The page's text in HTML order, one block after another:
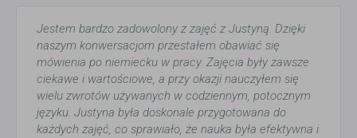
Jestem bardzo zadowolony z zajęć z Justyną. Dzięki
naszym konwersacjom przestałem obawiać się
mówienia po niemiecku w pracy. Zajęcia były zawsze
ciekawe i wartościowe, a przy okazji nauczyłem się
wielu zwrotów używanych w codziennym, potocznym
języku. Justyna była doskonale przygotowana do
każdych zajęć, co sprawiało, że nauka była efektywna i